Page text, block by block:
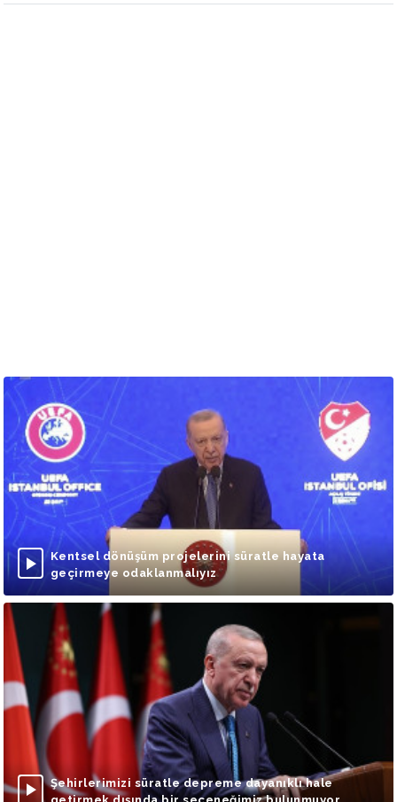
Kentsel dönüşüm projelerini süratle hayata
geçirmeye odaklanmalıyız
Şehirlerimizi süratle depreme dayanıklı hale